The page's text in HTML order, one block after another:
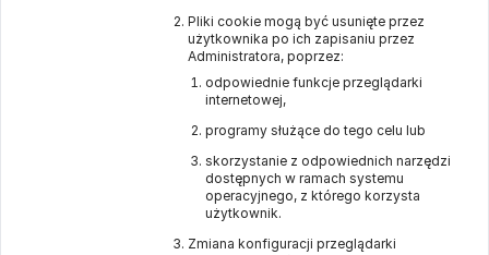
Pliki cookie mogą być usunięte przez
użytkownika po ich zapisaniu przez
Administratora, poprzez:
odpowiednie funkcje przeglądarki
internetowej,
programy służące do tego celu lub
skorzystanie z odpowiednich narzędzi
dostępnych w ramach systemu
operacyjnego, z którego korzysta
użytkownik.
Zmiana konfiguracji przeglądarki